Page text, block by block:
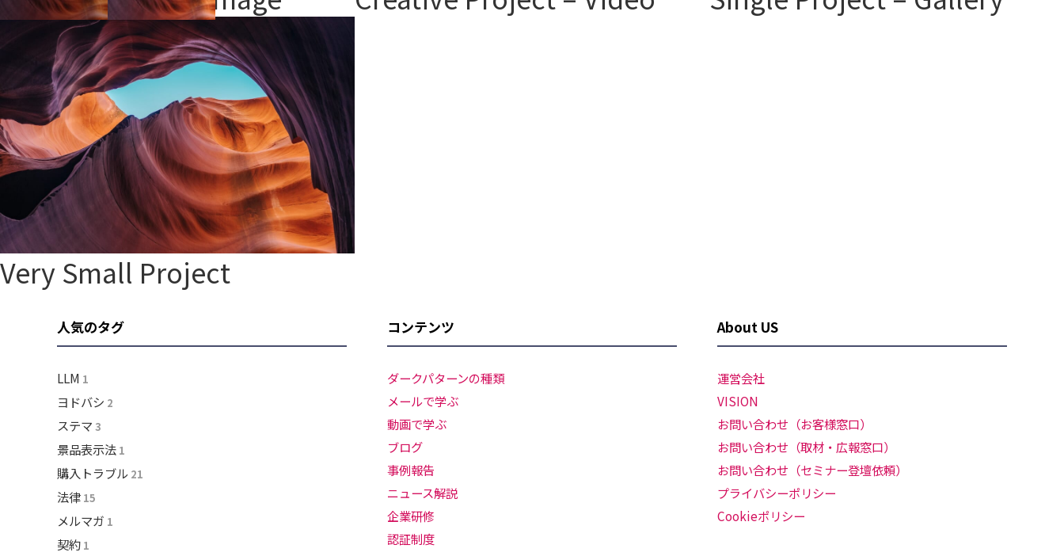
Very Small Project
人気のタグ
LLM 1
ヨドバシ 2
ステマ 3
景品表示法 1
購入トラブル 21
法律 15
メルマガ 1
契約 1
コンテンツ
ダークパターンの種類
メールで学ぶ
動画で学ぶ
ブログ
事例報告
ニュース解説
企業研修
認証制度
About US
運営会社
VISION
お問い合わせ（お客様窓口）
お問い合わせ（取材・広報窓口）
お問い合わせ（セミナー登壇依頼）
プライバシーポリシー
Cookieポリシー